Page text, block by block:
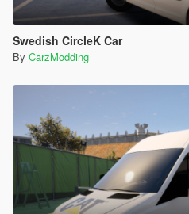
Swedish CircleK Car
By CarzModding